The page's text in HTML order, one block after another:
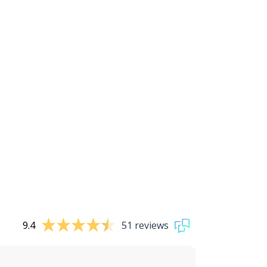
9.4 51 reviews